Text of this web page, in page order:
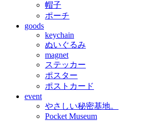
帽子
ポーチ
goods
keychain
ぬいぐるみ
magnet
ステッカー
ポスター
ポストカード
event
やさしい秘密基地。
Pocket Museum